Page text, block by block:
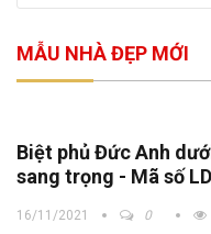
MẪU NHÀ ĐẸP MỚI
Biệt phủ Đức Anh
sang trọng - Mã số
16/11/2021 0